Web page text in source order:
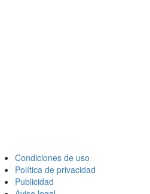
Condiciones de uso
Política de privacidad
Publicidad